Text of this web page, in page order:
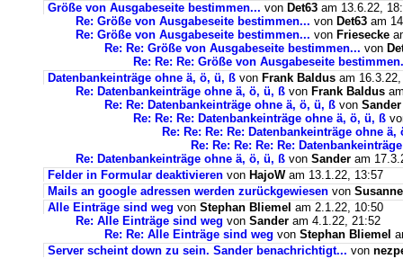
Größe von Ausgabeseite bestimmen... von Det63 am 13.6.22,
Re: Größe von Ausgabeseite bestimmen... von Det63 am
Re: Größe von Ausgabeseite bestimmen... von Friesecke
Re: Re: Größe von Ausgabeseite bestimmen... von
Re: Re: Re: Größe von Ausgabeseite
Datenbankeinträge ohne ä, ö, ü, ß von Frank Baldus am
Re: Datenbankeinträge ohne ä, ö, ü, ß von Frank Baldus
Re: Re: Datenbankeinträge ohne ä, ö, ü, ß von Sander
Re: Re: Re: Datenbankeinträge ohne ä, ö, ü, ß
Re: Re: Re: Re: Datenbankeinträge ohne ä,
Re: Re: Re: Re: Re:
Re: Datenbankeinträge ohne ä, ö, ü, ß von Sander am
Felder in Formular deaktivieren von HajoWam 13.1.22, 13:57
Mails an google adressen werden zurückgewiesen von Susanne
Alle Einträge sind weg von Stephan Bliemel am 2.1.22, 10:50
Re: Alle Einträge sind weg von Sander am 4.1.22, 21:52
Re: Re: Alle Einträge sind weg von Stephan Bliemel
Server scheint down zu sein. Sander benachrichtigt... von